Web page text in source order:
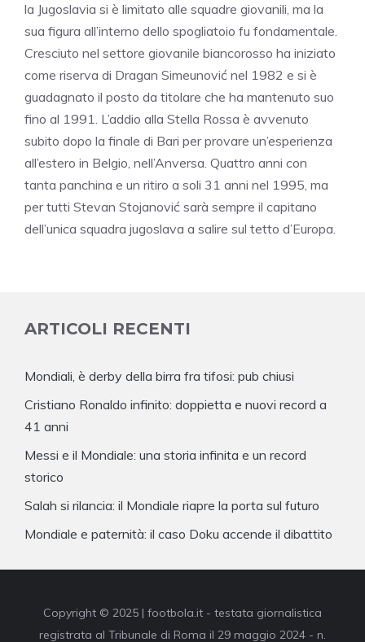
la Jugoslavia si è limitato alle squadre giovanili, ma la
sua figura all’interno dello spogliatoio fu fondamentale.
Cresciuto nel settore giovanile biancorosso ha iniziato
come riserva di Dragan Simeunović nel 1982 e si è
guadagnato il posto da titolare che ha mantenuto suo
fino al 1991. L’addio alla Stella Rossa è avvenuto
subito dopo la finale di Bari per provare un’esperienza
all’estero in Belgio, nell’Anversa. Quattro anni con
tanta panchina e un ritiro a soli 31 anni nel 1995, ma
per tutti Stevan Stojanović sarà sempre il capitano
dell’unica squadra jugoslava a salire sul tetto d’Europa.
ARTICOLI RECENTI
Mondiali, è derby della birra fra tifosi: pub chiusi
Cristiano Ronaldo infinito: doppietta e nuovi record a
41 anni
Messi e il Mondiale: una storia infinita e un record
storico
Salah si rilancia: il Mondiale riapre la porta sul futuro
Mondiale e paternità: il caso Doku accende il dibattito
Copyright © 2025 | footbola.it - testata giornalistica
registrata al Tribunale di Roma il 29 maggio 2024 - n.